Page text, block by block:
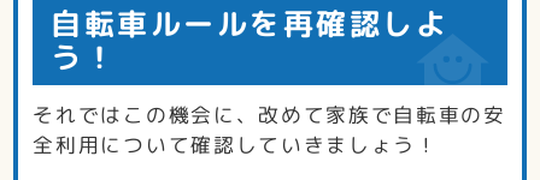
自転車ルールを再確認しよ
う！
それではこの機会に、改めて家族で自転車の安
全利用について確認していきましょう！